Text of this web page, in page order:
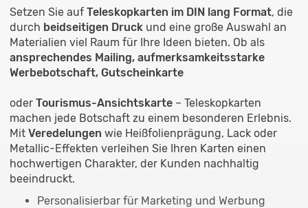
Setzen Sie auf Teleskopkarten im DIN lang Format, die
durch beidseitigen Druck und eine große Auswahl an
Materialien viel Raum für Ihre Ideen bieten. Ob als
ansprechendes Mailing, aufmerksamkeitsstarke
Werbebotschaft, Gutscheinkarte
oder Tourismus-Ansichtskarte – Teleskopkarten
machen jede Botschaft zu einem besonderen Erlebnis.
Mit Veredelungen wie Heißfolienprägung, Lack oder
Metallic-Effekten verleihen Sie Ihren Karten einen
hochwertigen Charakter, der Kunden nachhaltig
beeindruckt.
Personalisierbar für Marketing und Werbung